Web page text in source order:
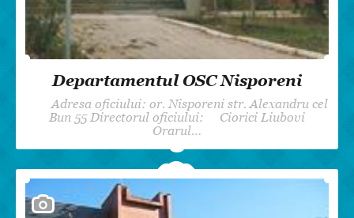
Departamentul OSC Nisporeni
Adresa oficiului: or. Nisporeni str. Alexandru cel
Bun 55 Directorul oficiului: Ciorici Liubovi
Orarul…